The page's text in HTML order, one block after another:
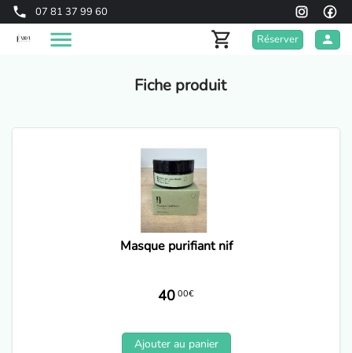
07 81 37 99 60
Réserver
Fiche produit
Masque purifiant nif
40 00€
Ajouter au panier